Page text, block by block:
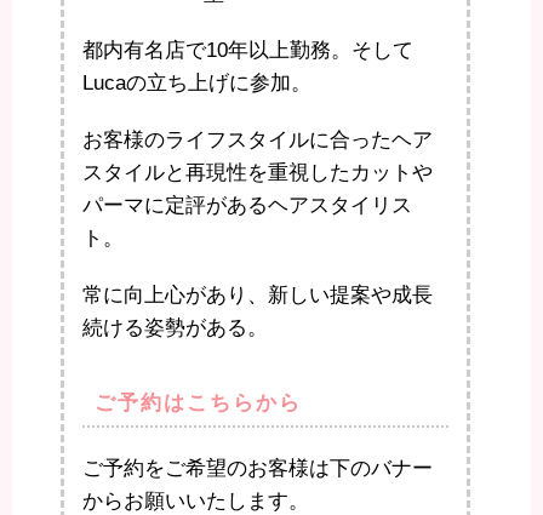
都内有名店で10年以上勤務。そして
Lucaの立ち上げに参加。
お客様のライフスタイルに合ったヘア
スタイルと再現性を重視したカットや
パーマに定評があるヘアスタイリス
ト。
常に向上心があり、新しい提案や成長
続ける姿勢がある。
ご予約はこちらから
ご予約をご希望のお客様は下のバナー
からお願いいたします。